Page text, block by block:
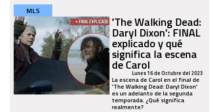
MLS
'The Walking Dead:
Daryl Dixon': FINAL
explicado y qué
significa la escena
de CarolLunes 16 de Octubre del 2023
La escena de Carol en el final de
'The Walking Dead: Daryl Dixon'
es un adelanto de la segunda
temporada. ¿Qué significa
realmente?